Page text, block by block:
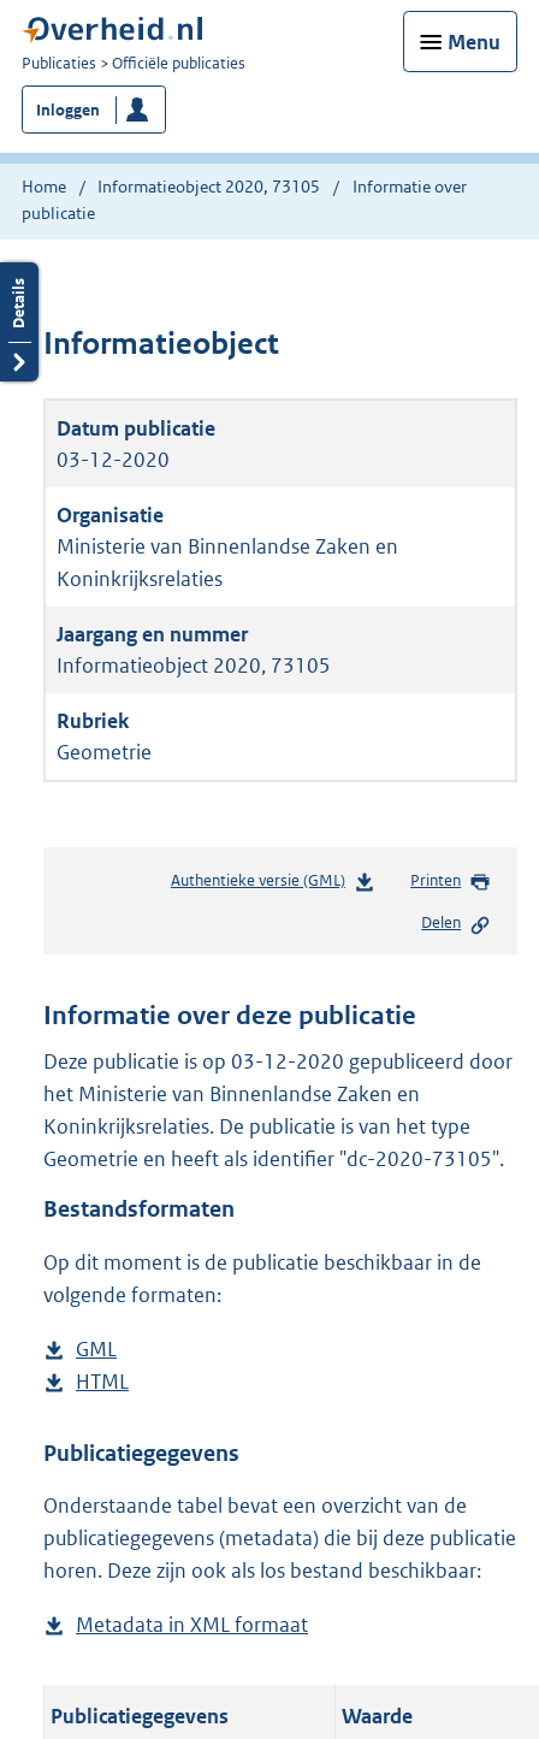
Menu
U
bent
nu
hier:
Publicaties Officiële publicaties
Inloggen
Home Informatieobject 2020, 73105
Informatie over
publicatie
Informatieobject
03-12-2020
Ministerie van Binnenlandse Zaken en
Koninkrijksrelaties
Informatieobject 2020, 73105
Geometrie
Authentieke versie (GML)b
n
s
g
r
o
o
:
Printen
Delen
Informatie over deze publicatie
Deze publicatie is op 03-12-2020 gepubliceerd door
het Ministerie van Binnenlandse Zaken en
Koninkrijksrelaties. De publicatie is van het type
Geometrie en heeft als identifier "dc-2020-73105".
Bestandsformaten
Op dit moment is de publicatie beschikbaar in de
volgende formaten:
D
o
n
o
a
d
u
l
GML
e
t
n
d
s
r
o
D
w
l
o
a
p
b
HTML
s
a
n
d
g
o
Publicatiegegevens
Onderstaande tabel bevat een overzicht van de
publicatiegegevens (metadata) die bij deze publicatie
horen. Deze zijn ook als los bestand beschikbaar:
Metadata in XML formaat
Publicatiegegevens Waarde